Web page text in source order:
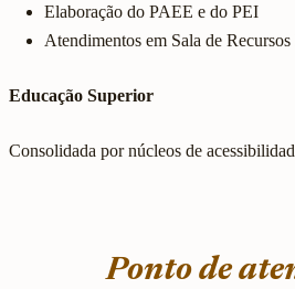
Elaboração do PAEE e do PEI
Atendimentos em Sala de
Educação Superior
Consolidada por núcleos de
Ponto de